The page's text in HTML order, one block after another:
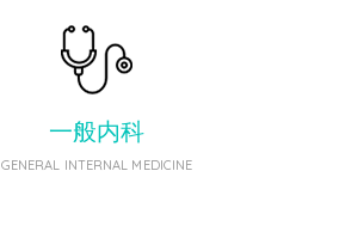
一般内科
GENERAL INTERNAL MEDICINE